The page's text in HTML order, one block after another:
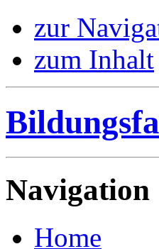
zur
zum Inhalt
Navigation
Home